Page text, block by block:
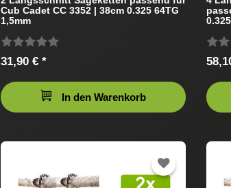
Cub Cadet CC 3352 | 38cm 0.325 64TG
1,5mm
31,90 € *
In den Warenkorb